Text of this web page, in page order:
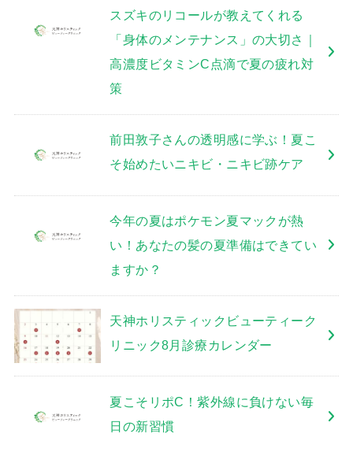
スズキのリコールが教えてくれる
「身体のメンテナンス」の大切さ｜
高濃度ビタミンC点滴で夏の疲れ対
策
前田敦子さんの透明感に学ぶ！夏こ
そ始めたいニキビ・ニキビ跡ケア
今年の夏はポケモン夏マックが熱
い！あなたの髪の夏準備はできてい
ますか？
天神ホリスティックビューティーク
リニック8月診療カレンダー
夏こそリポC！紫外線に負けない毎
日の新習慣